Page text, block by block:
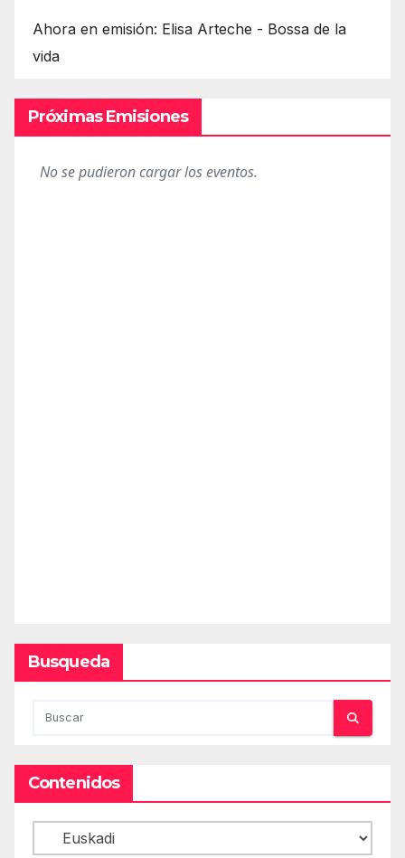
Ahora en emisión: Elisa Arteche - Bossa de la
vida
Próximas Emisiones
Busqueda
Contenidos
Contenidos